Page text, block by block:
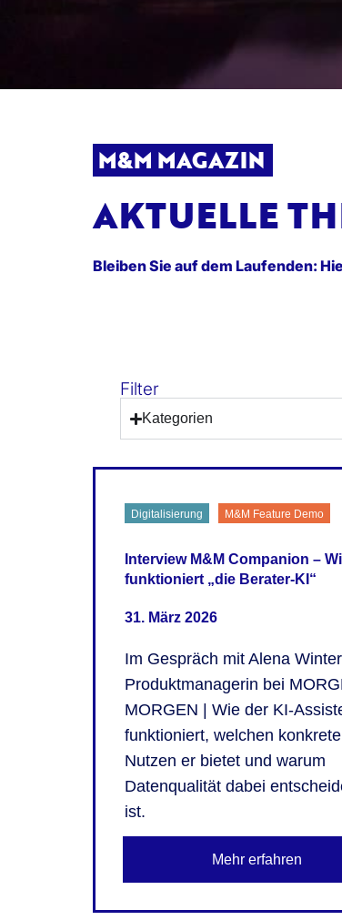
M&M MAGAZIN
AKTUELLE
Bleiben Sie auf dem Laufenden:
Filter
Kategorien
Digitalisierung M&M Feature Demo
Interview M&M Companion –
funktioniert „die Berater-KI“
31. März 2026
Im Gespräch mit Alena
Produktmanagerin bei
MORGEN | Wie der KI-
funktioniert, welchen
Nutzen er bietet und warum
Datenqualität dabei
ist.
Mehr erfahren